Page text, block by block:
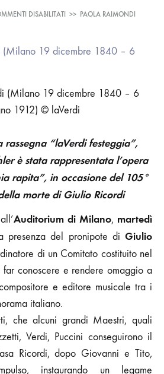
DISABILITATI
SU
SECCHIA
RAPITA,
EPOCA
CONTEMPORANEA
>> PAOLA RAIMONDI
(Milano 19 dicembre 1840 – 6
1912) © laVerdi
rassegna “laVerdi festeggia”,
è stata rappresentata l’opera
rapita”, in occasione del 105°
morte di Giulio Ricordi
Auditorium di Milano, martedì
presenza del pronipote di Giulio
di un Comitato costituito nel
conoscere e rendere omaggio a
e editore musicale tra i
italiano.
che alcuni grandi Maestri, quali
Verdi, Puccini conseguirono il
Ricordi, dopo Giovanni e Tito,
instaurando un legame